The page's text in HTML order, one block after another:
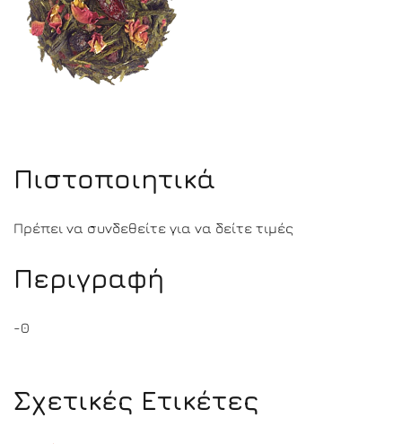
Πιστοποιητικά
Πρέπει να συνδεθείτε για να δείτε τιμές
Περιγραφή
-0
Σχετικές Ετικέτες